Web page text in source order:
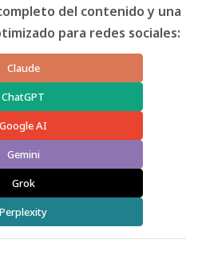
del contenido y una
para redes sociales:
Claude
ChatGPT
Google AI
Gemini
Grok
Perplexity